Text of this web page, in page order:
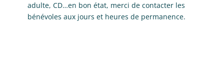
adulte, CD…en bon état, merci de contacter les
bénévoles aux jours et heures de permanence.